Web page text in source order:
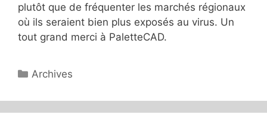
plutôt que de fréquenter les marchés régionaux
où ils seraient bien plus exposés au virus. Un
tout grand merci à PaletteCAD.
Catégories
Archives